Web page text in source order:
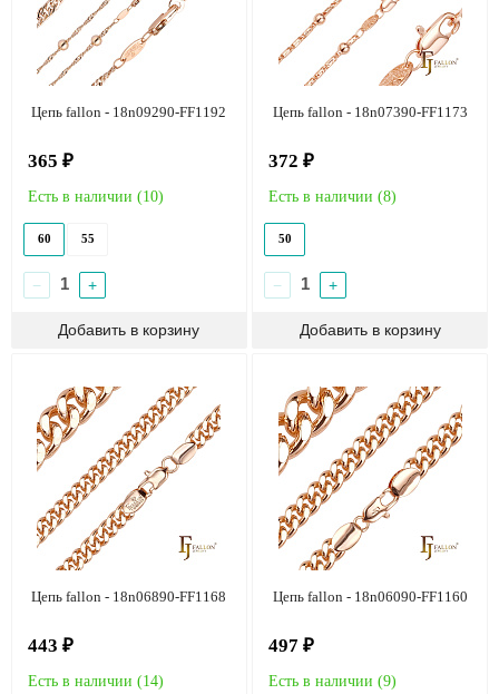
Цепь fallon - 18n09290-FF1192
365 ₽
Есть в наличии (10)
60 55
− +
Цепь fallon - 18n07390-FF1173
372 ₽
Есть в наличии (8)
50
− +
Цепь fallon - 18n06890-FF1168
443 ₽
Есть в наличии (14)
Цепь fallon - 18n06090-FF1160
497 ₽
Есть в наличии (9)